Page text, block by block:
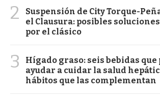
2
Suspensión de City Torque-
el Clausura: posibles
por el clásico
3
Hígado graso: seis bebidas que
ayudar a cuidar la salud
hábitos que las complementan